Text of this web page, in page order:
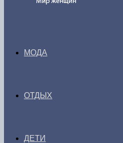
МОДА
ОТДЫХ
ДЕТИ